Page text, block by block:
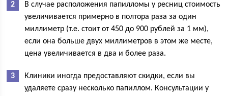
В случае расположения папилломы у ресниц стоимость
увеличивается примерно в полтора раза за один
миллиметр (т.е. стоит от 450 до 900 рублей за 1 мм),
если она больше двух миллиметров в этом же месте,
цена увеличивается в два и более раза.
Клиники иногда предоставляют скидки, если вы
удаляете сразу несколько папиллом. Консультации у